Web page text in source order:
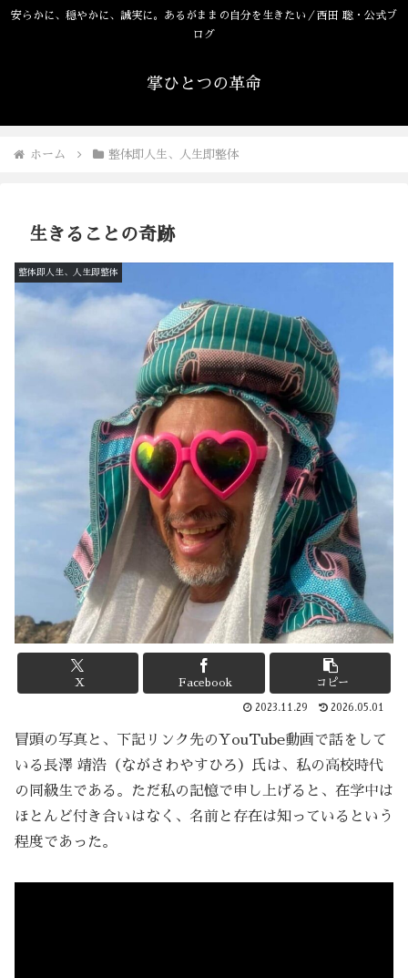
安らかに、穏やかに、誠実に。あるがままの自分を生きたい／西田 聡・公式ブ
ログ
掌ひとつの革命
ホーム 整体即人生、人生即整体
生きることの奇跡
整体即人生、人生即整体
X Facebook コピー
2023.11.29 2026.05.01
冒頭の写真と、下記リンク先のYouTube動画で話をして
いる長澤 靖浩（ながさわやすひろ）氏は、私の高校時代
の同級生である。ただ私の記憶で申し上げると、在学中は
ほとんど付き合いはなく、名前と存在は知っているという
程度であった。